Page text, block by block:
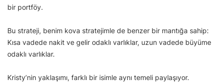
bir portföy.
Bu strateji, benim kova stratejimle de benzer bir mantığa sahip:
Kısa vadede nakit ve gelir odaklı varlıklar, uzun vadede büyüme
odaklı varlıklar.
Kristy’nin yaklaşımı, farklı bir isimle aynı temeli paylaşıyor.